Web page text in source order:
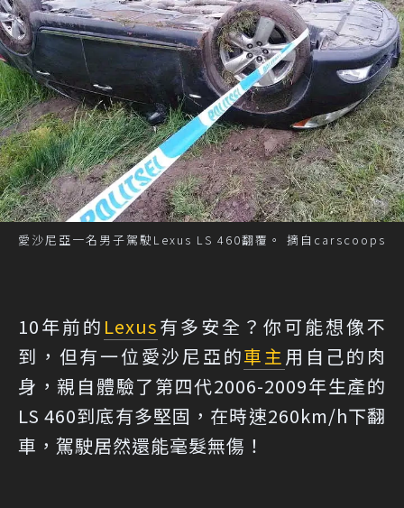
愛沙尼亞一名男子駕駛Lexus LS 460翻覆。 摘自carscoops
10年前的 Lexus有多安全？你可能想像不
到，但有一位愛沙尼亞的車主用自己的肉
身，親自體驗了第四代2006-2009年生產的
LS 460到底有多堅固，在時速260km/h下翻
車，駕駛居然還能毫髮無傷！